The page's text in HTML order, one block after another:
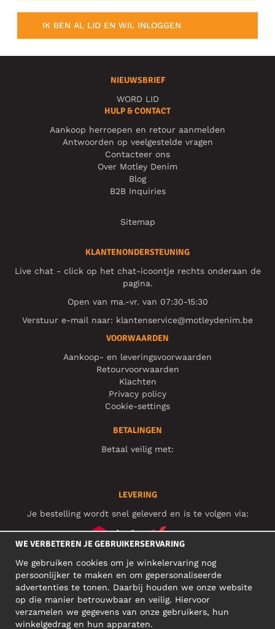
IK BEN AL LID EN WIL INLOGGEN
NIEUWSBRIEF
WORD LID
HULP & CONTACT
Aankoop herroepen en retour aanmelden
Antwoorden op veelgestelde vragen
Contacteer ons
Over Motley Denim
Blog
B2B Inquiries
Sitemap
KLANTENONDERSTEUNING
Live chat - click op het chat-icoontje rechts onderaan de
pagina.
Open van ma.-vr. van 07:30-15:30
Verstuur e-mail naar: klantenservice@motleydenim.be
VOORWAARDEN
Aankoop- en leveringsvoorwaarden
Retourvoorwaarden
Klachten
Privacy policy
Cookie-settings
BETALINGEN
Betaal veilig met:
LEVERING
Je bestelling wordt snel geleverd en is te volgen via:
SOCIAL MEDIA
ZAKELIJK ADRES
WE VERBETEREN JE GEBRUIKERSERVARING
We gebruiken cookies om je winkelervaring nog
persoonlijker te maken en om gepersonaliseerde
advertenties te tonen. Daarbij houden we onze website
op die manier betrouwbaar en veilig. Hiervoor
verzamelen we gegevens van onze gebruikers, hun
winkelgedrag en hun apparaten.